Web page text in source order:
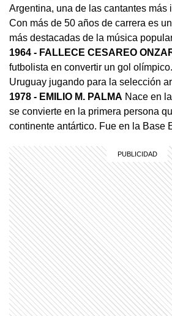
Argentina, una de las cantantes más
Con más de 50 años de carrera es
más destacadas de la música
1964 - FALLECE CESAREO
futbolista en convertir un gol
Uruguay jugando para la selección
1978 - EMILIO M. PALMA Nace en
se convierte en la primera persona
continente antártico. Fue en la Base